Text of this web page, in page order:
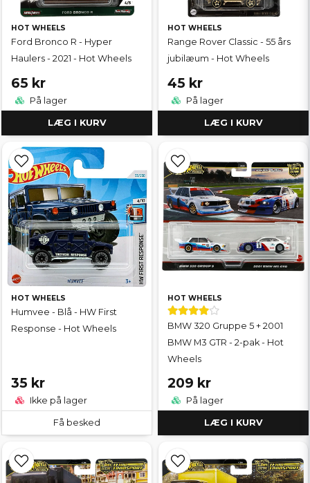
HOT WHEELS
Ford Bronco R - Hyper
Haulers - 2021 - Hot Wheels
65 kr
På lager
LÆG I KURV
HOT WHEELS
Range Rover Classic - 55 års
jubilæum - Hot Wheels
45 kr
På lager
LÆG I KURV
HOT WHEELS
Humvee - Blå - HW First
Response - Hot Wheels
35 kr
Ikke på lager
Få besked
HOT WHEELS
BMW 320 Gruppe 5 + 2001
BMW M3 GTR - 2-pak - Hot
Wheels
209 kr
På lager
LÆG I KURV